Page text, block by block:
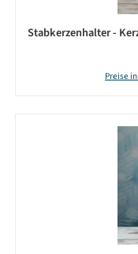
Stabkerzenhalter -
Preise